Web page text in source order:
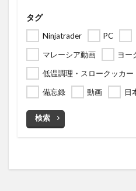
タグ
Ninjatrader PC
マレーシア動画
ヨー
低温調理・スロークッカー
備忘録
動画 日
検索